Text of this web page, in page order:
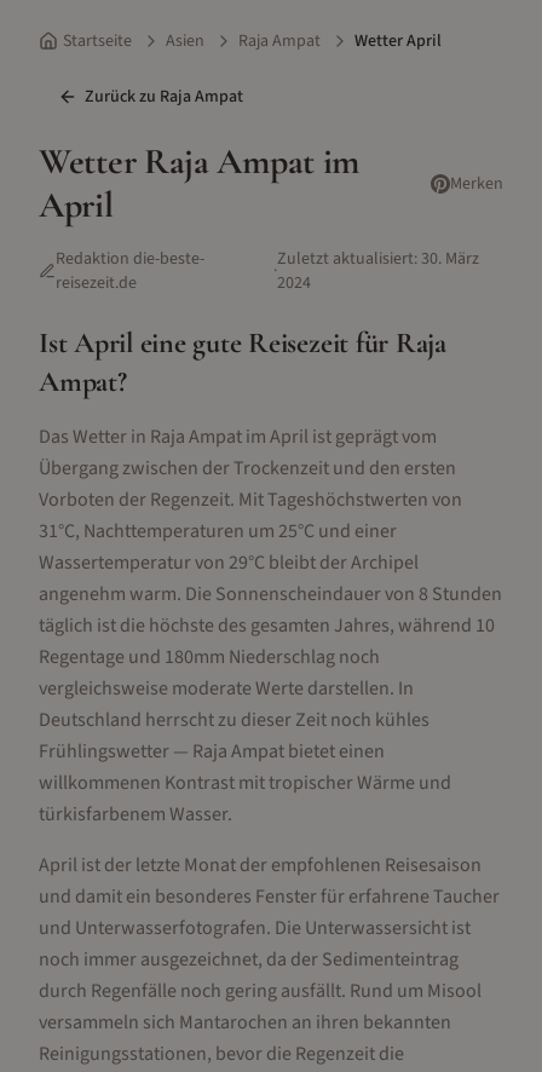
Startseite Asien Raja Ampat Wetter April
Zurück zu Raja Ampat
WetterRaja Ampatim
April
Merken
Redaktion die-beste-
reisezeit.de
·Zuletzt aktualisiert: 30. März
2024
IstAprileine gute Reisezeit für Raja
Ampat?
Das Wetter in Raja Ampat im April ist geprägt vom
Übergang zwischen der Trockenzeit und den ersten
Vorboten der Regenzeit. Mit Tageshöchstwerten von
31°C, Nachttemperaturen um 25°C und einer
Wassertemperatur von 29°C bleibt der Archipel
angenehm warm. Die Sonnenscheindauer von 8 Stunden
täglich ist die höchste des gesamten Jahres, während 10
Regentage und 180mm Niederschlag noch
vergleichsweise moderate Werte darstellen. In
Deutschland herrscht zu dieser Zeit noch kühles
Frühlingswetter — Raja Ampat bietet einen
willkommenen Kontrast mit tropischer Wärme und
türkisfarbenem Wasser.
April ist der letzte Monat der empfohlenen Reisesaison
und damit ein besonderes Fenster für erfahrene Taucher
und Unterwasserfotografen. Die Unterwassersicht ist
noch immer ausgezeichnet, da der Sedimenteintrag
durch Regenfälle noch gering ausfällt. Rund um Misool
versammeln sich Mantarochen an ihren bekannten
Reinigungsstationen, bevor die Regenzeit die